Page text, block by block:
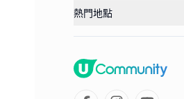
熱門地點